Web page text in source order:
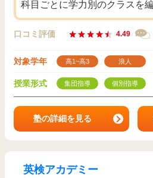
科目ごとに学力別のクラスを
口コミ評価 4.49
対象学年 高1~高3 浪人
授業形式 集団指導 個別指導
塾の詳細を見る
英検アカデミー